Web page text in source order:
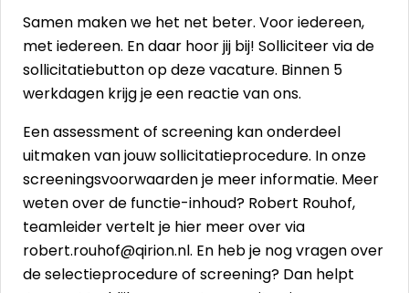
Samen maken we het net beter. Voor iedereen,
met iedereen. En daar hoor jij bij! Solliciteer via de
sollicitatiebutton op deze vacature. Binnen 5
werkdagen krijg je een reactie van ons.
Een assessment of screening kan onderdeel
uitmaken van jouw sollicitatieprocedure. In onze
screeningsvoorwaardenje meer informatie. Meer
weten over de functie-inhoud? Robert Rouhof,
teamleider vertelt je hier meer over via
robert.rouhof@qirion.nl. En heb je nog vragen over
de selectieprocedure of screening? Dan helpt